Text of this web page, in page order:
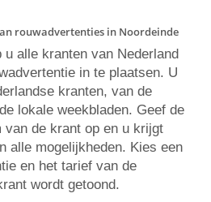
rouwadvertenties in Noordeinde
u alle kranten van Nederland
in te plaatsen. U
kranten, van de
lokale weekbladen. Geef de
van de krant op en u krijgt
alle mogelijkheden. Kies een
en het tarief van de
wordt getoond.